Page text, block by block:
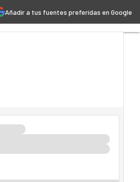
Añadir a tus fuentes preferidas en Google